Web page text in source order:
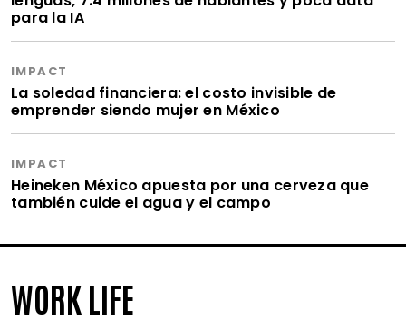
para la IA
IMPACT
La soledad financiera: el costo invisible de
emprender siendo mujer en México
IMPACT
Heineken México apuesta por una cerveza que
también cuide el agua y el campo
WORK LIFE